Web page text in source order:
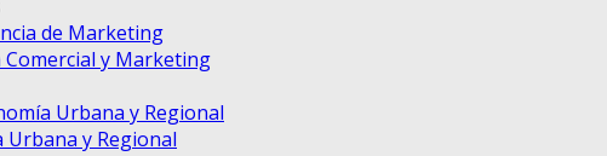
de Marketing
Comercial y Marketing
Urbana y Regional
Urbana y Regional